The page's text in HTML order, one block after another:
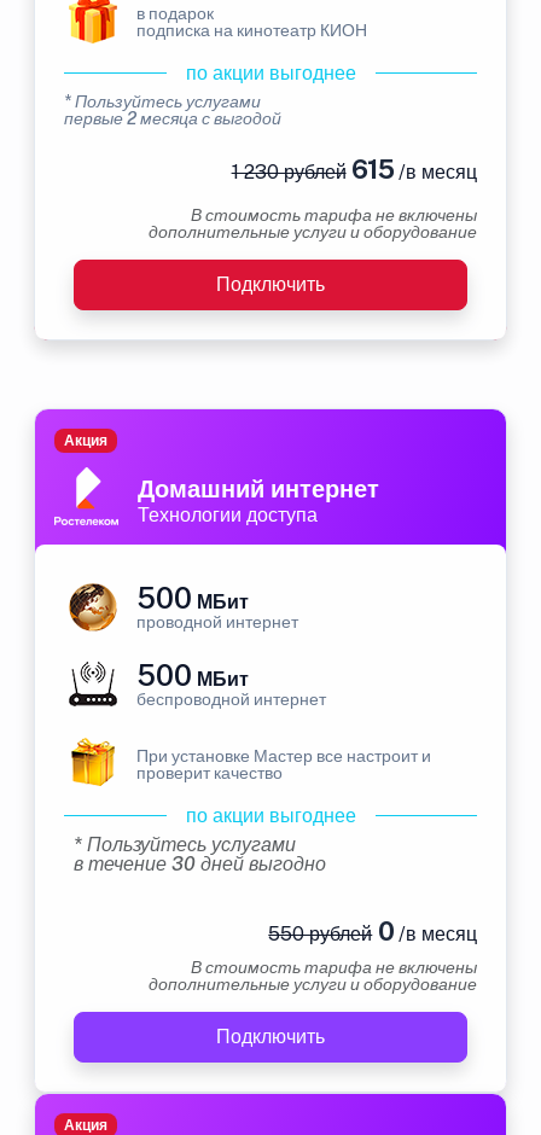
в подарок
подписка на кинотеатр КИОН
по акции выгоднее
* Пользуйтесь услугами
первые 2 месяца с выгодой
1 230 рублей615 /в месяц
В стоимость тарифа не включены
дополнительные услуги и оборудование
Подключить
Домашний интернет
Технологии доступа
Акция
500 МБит
проводной интернет
500 МБит
беспроводной интернет
При установке Мастер все настроит и
проверит качество
по акции выгоднее
* Пользуйтесь услугами
в течение 30 дней выгодно
550 рублей0 /в месяц
В стоимость тарифа не включены
дополнительные услуги и оборудование
Подключить
Акция